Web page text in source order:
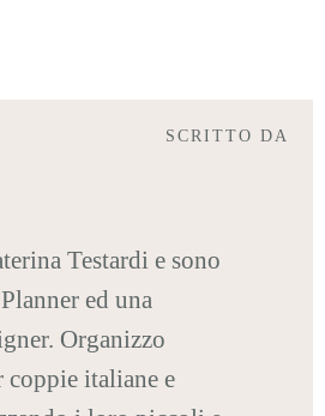
Testardi e sono
ed una
Organizzo
italiane e